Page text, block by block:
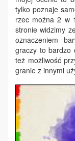
tylko poznaje
rzec można 2 w
stronie widzimy
oznaczeniem
graczy to bardzo
też możliwość
granie z innymi